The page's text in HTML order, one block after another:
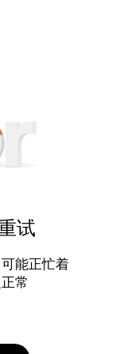
试
能正忙着
常